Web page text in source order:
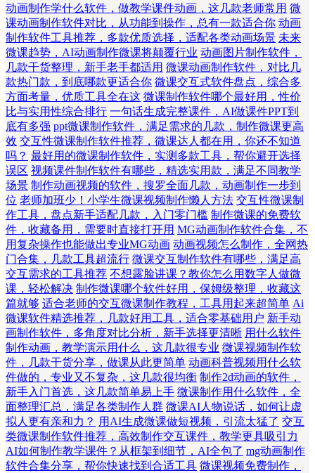
动画制作学什么软件，做教学课件动画，这几款老师常用 微
课动画制作软件对比，从功能到操作，总有一款适合你 动画
制作软件工具推荐，多款优质选择，适配各类动画场景 未来
微课趋势，AI动画制作微课将颠覆行业 动画图片制作软件，
几款干货整理，新手老手都适用 微课动画制作软件，对比几
款热门款，到底哪款更适合你 微课交互式软件盘点，综合多
方面考量，优质工具全在这 微课制作软件哪个最好用，性价
比与实用性综合排行 一句话生成完整课件，AI做课件PPT到
底有多强 ppt微课制作软件，满足需求的几款，制作微课更高
效 交互性微课制作软件推荐，微课达人都在用，你还不知道
吗？ 最好用的微课制作软件，实测多款工具，帮你避开选择
误区 视频课件制作软件有哪些，精选实用款，满足不同教学
场景 制作动画视频的软件，搜罗全面几款，动画制作一步到
位 老师加班少！小学生微课视频制作懒人方法 交互性微课制
作工具，盘点新手适配几款，入门零门槛 制作微课的免费软
件，收藏备用，需要时直接打开用 MG动画制作软件合集，不
用复杂操作也能做出专业MG动画 动画视频怎么制作，全网热
门合集，几款工具超流行 微课交互制作软件有哪些，满足高
交互需求的工具推荐 不想露脸讲课？教你怎么用数字人做微
课，轻松解决 制作微课哪个软件好用，保姆级整理，收藏这
篇就够 适合老师的交互微课制作教程，工具用起来超简单 Ai
微课软件精选推荐，几款好用工具，适合零基础用户 新手动
画制作软件，多角度对比分析，新手选择更清晰 用什么软件
制作动画，教学演示用什么，这几款很专业 微课视频制作软
件，几款干货分享，做课从此更简单 动画科普视频用什么软
件做的，专业又不复杂，这几款很均衡 制作2d动画的软件，
新手入门首选，这几款简单易上手 微课制作用什么软件，全
面整理汇总，满足各类制作人群 微课AI人物说话，如何让虚
拟人更有亲和力？ 用AI生成微课做短视频，引流太猛了 交互
类微课制作软件推荐，高效制作交互课件，教学更具吸引力
AI如何制作教学课件？从框架到细节，AI全包了 mg动画制作
软件合集分享，帮你快速找到合适工具 微课视频免费制作，